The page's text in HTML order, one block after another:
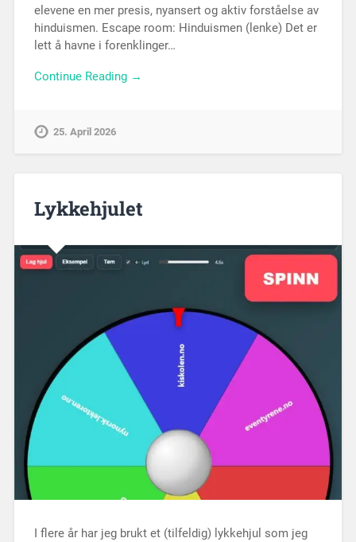
elevene en mer presis, nyansert og aktiv forståelse av
hinduismen. Escape room: Hinduismen (lenke) Det er
lett å havne i forenklinger…
Continue Reading →
25. April 2026
Lykkehjulet
I flere år har jeg brukt et (tilfeldig) lykkehjul som jeg